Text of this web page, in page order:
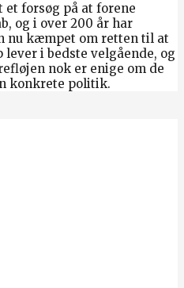
forsøg på at forene
og i over 200 år har
nu kæmpet om retten til at
lever i bedste velgående, og
nok er enige om de
konkrete politik.